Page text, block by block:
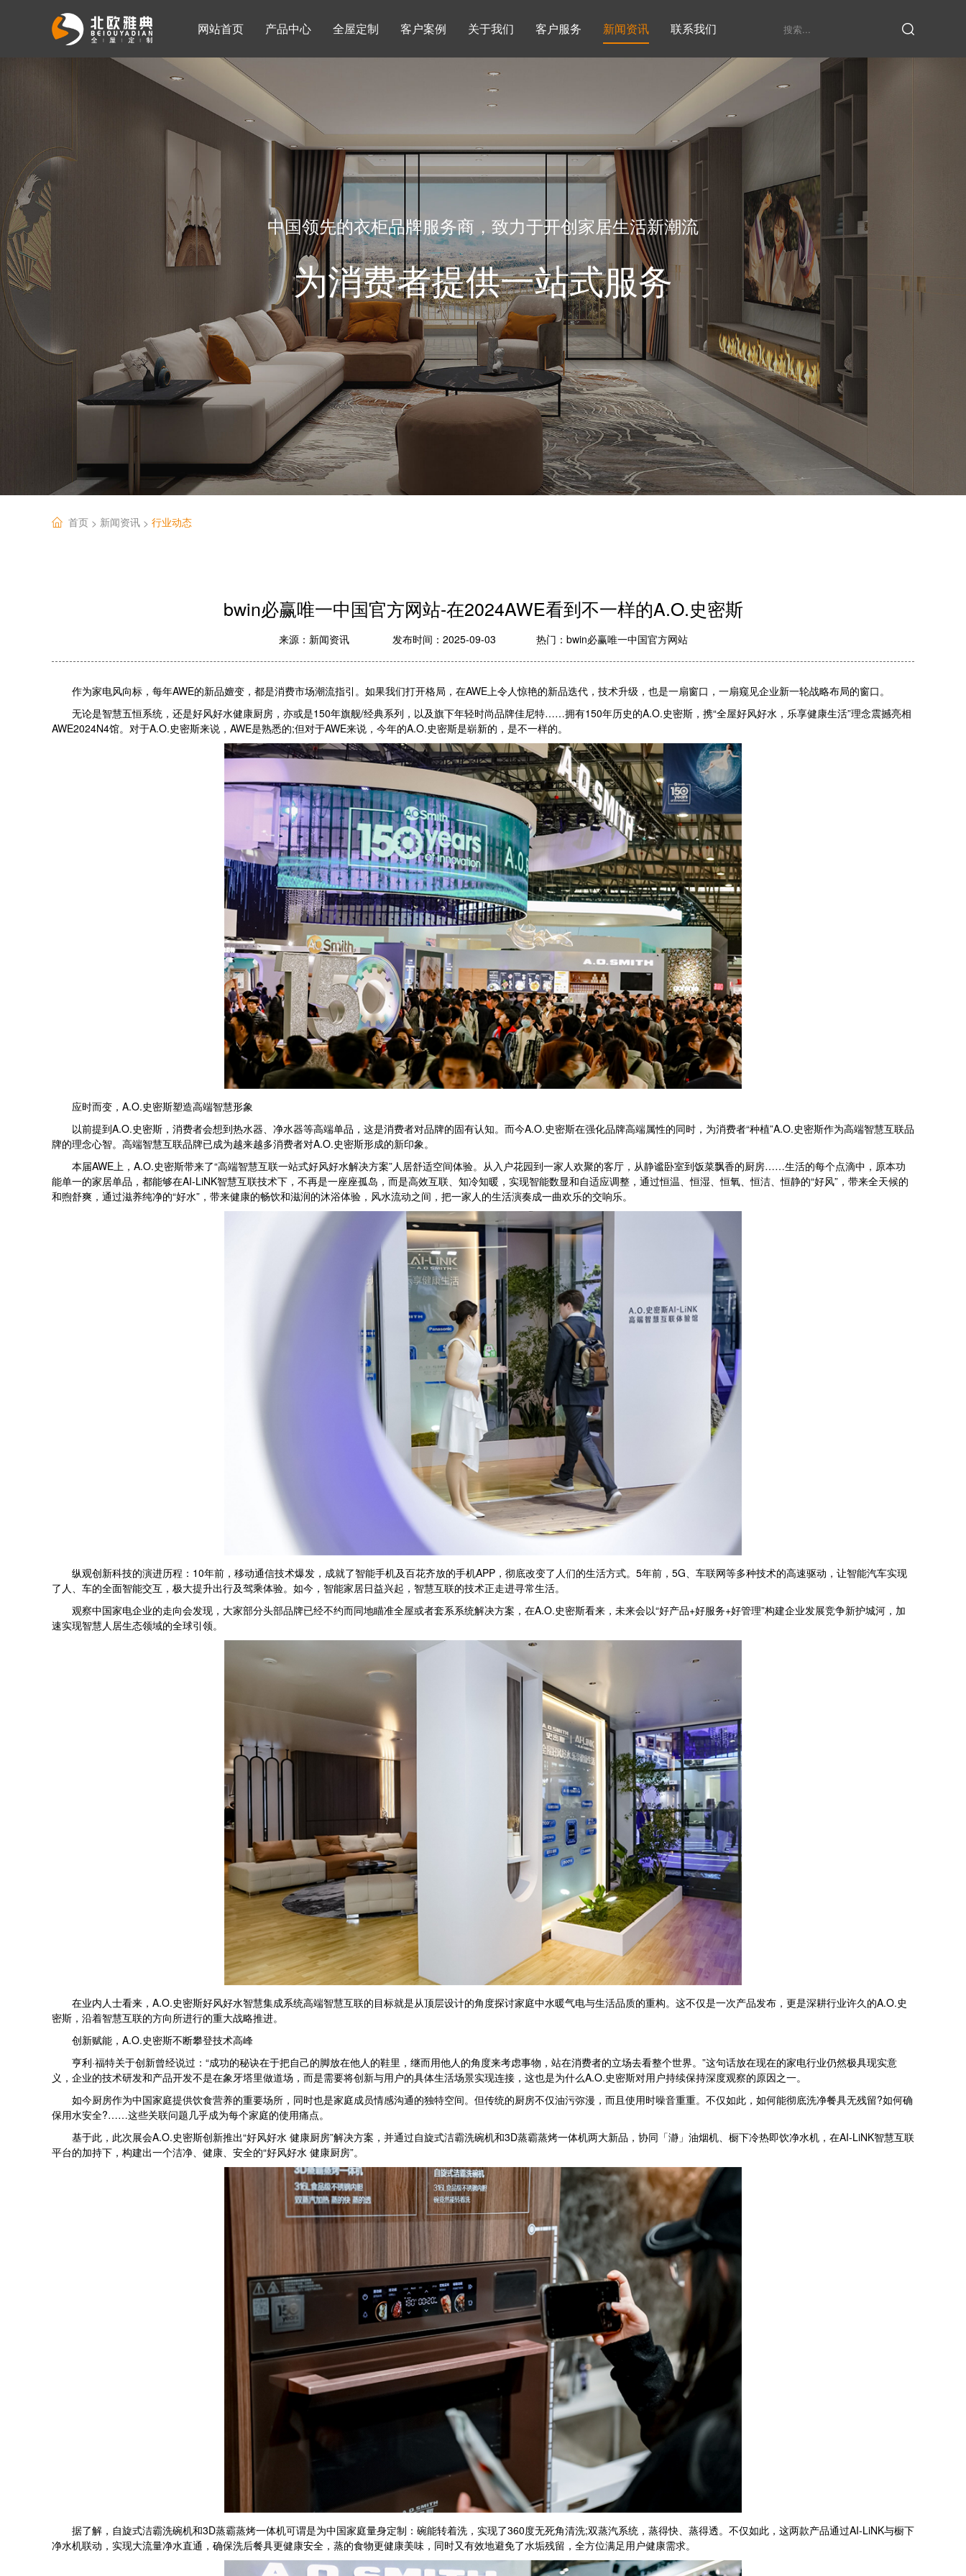
网站首页 产品中心
衣帽间
全屋定制 客户案例
书柜系列 酒柜系列 鞋柜系列
关于我们
公司简介 发展历程
客户服务 新闻资讯
公司新闻 家具定制厂家
联系我们
中国领先的衣柜品牌服务商，致力于开创家居生活新潮流
为消费者提供一站式服务
首页 > 新闻资讯 > 行业动态
bwin必赢唯一中国官方网站-在2024AWE看到不一样的A.O.史密斯
来源： 新闻资讯 发布时间：2025-09-03 热门： bwin必赢唯一中国官方网站
作为家电风向标，每年AWE的新品嬗变，都是消费市场潮流指引。如果我们打开格局，在AWE上令人惊艳的新品迭代，技术升级，也是一扇窗口，一扇窥见企业新一轮战略布局的窗口。
无论是智慧五恒系统，还是好风好水健康厨房，亦或是150年旗舰/经典系列，以及旗下年轻时尚品牌佳尼特……拥有150年历史的A.O.史密斯，携“全屋好风好水，乐享健康生活”理念震撼亮相
AWE2024N4馆。对于A.O.史密斯来说，AWE是熟悉的;但对于AWE来说，今年的A.O.史密斯是崭新的，是不一样的。
应时而变，A.O.史密斯塑造高端智慧形象
以前提到A.O.史密斯，消费者会想到热水器、净水器等高端单品，这是消费者对品牌的固有认知。而今A.O.史密斯在强化品牌高端属性的同时，为消费者“种植”A.O.史密斯作为高端智慧互联品
牌的理念心智。高端智慧互联品牌已成为越来越多消费者对A.O.史密斯形成的新印象。
本届AWE上，A.O.史密斯带来了“高端智慧互联一站式好风好水解决方案”人居舒适空间体验。从入户花园到一家人欢聚的客厅，从静谧卧室到饭菜飘香的厨房……生活的每个点滴中，原本功
能单一的家居单品，都能够在AI-LiNK智慧互联技术下，不再是一座座孤岛，而是高效互联、知冷知暖，实现智能数显和自适应调整，通过恒温、恒湿、恒氧、恒洁、恒静的“好风”，带来全天候的
和煦舒爽，通过滋养纯净的“好水”，带来健康的畅饮和滋润的沐浴体验，风水流动之间，把一家人的生活演奏成一曲欢乐的交响乐。
纵观创新科技的演进历程：10年前，移动通信技术爆发，成就了智能手机及百花齐放的手机APP，彻底改变了人们的生活方式。5年前，5G、车联网等多种技术的高速驱动，让智能汽车实现
了人、车的全面智能交互，极大提升出行及驾乘体验。如今，智能家居日益兴起，智慧互联的技术正走进寻常生活。
观察中国家电企业的走向会发现，大家部分头部品牌已经不约而同地瞄准全屋或者套系系统解决方案，在A.O.史密斯看来，未来会以“好产品+好服务+好管理”构建企业发展竞争新护城河，加
速实现智慧人居生态领域的全球引领。
在业内人士看来，A.O.史密斯好风好水智慧集成系统高端智慧互联的目标就是从顶层设计的角度探讨家庭中水暖气电与生活品质的重构。这不仅是一次产品发布，更是深耕行业许久的A.O.史
密斯，沿着智慧互联的方向所进行的重大战略推进。
创新赋能，A.O.史密斯不断攀登技术高峰
亨利·福特关于创新曾经说过：“成功的秘诀在于把自己的脚放在他人的鞋里，继而用他人的角度来考虑事物，站在消费者的立场去看整个世界。”这句话放在现在的家电行业仍然极具现实意
义，企业的技术研发和产品开发不是在象牙塔里做道场，而是需要将创新与用户的具体生活场景实现连接，这也是为什么A.O.史密斯对用户持续保持深度观察的原因之一。
如今厨房作为中国家庭提供饮食营养的重要场所，同时也是家庭成员情感沟通的独特空间。但传统的厨房不仅油污弥漫，而且使用时噪音重重。不仅如此，如何能彻底洗净餐具无残留?如何确
保用水安全?……这些关联问题几乎成为每个家庭的使用痛点。
基于此，此次展会A.O.史密斯创新推出“好风好水 健康厨房”解决方案，并通过自旋式洁霸洗碗机和3D蒸霸蒸烤一体机两大新品，协同「瀞」油烟机、橱下冷热即饮净水机，在AI-LiNK智慧互联
平台的加持下，构建出一个洁净、健康、安全的“好风好水 健康厨房”。
据了解，自旋式洁霸洗碗机和3D蒸霸蒸烤一体机可谓是为中国家庭量身定制：碗能转着洗，实现了360度无死角清洗;双蒸汽系统，蒸得快、蒸得透。不仅如此，这两款产品通过AI-LiNK与橱下
净水机联动，实现大流量净水直通，确保洗后餐具更健康安全，蒸的食物更健康美味，同时又有效地避免了水垢残留，全方位满足用户健康需求。